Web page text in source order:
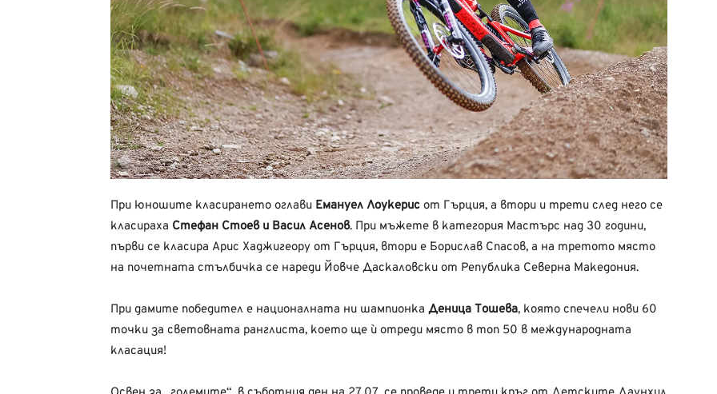
При юношите класирането оглави Емануел Лоукерис от Гърция, а втори и трети след него се
класираха Стефан Стоев и Васил Асенов. При мъжете в категория Мастърс над 30 години,
първи се класира Арис Хаджигеору от Гърция, втори е Борислав Спасов, а на третото място
на почетната стълбичка се нареди Йовче Даскаловски от Република Северна Македония.
При дамите победител е националната ни шампионка Деница Тошева, която спечели нови 60
точки за световната ранглиста, което ще ѝ отреди място в топ 50 в международната
класация!